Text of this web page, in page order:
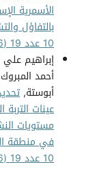
الأسمرية
بالتفاؤل
10 عدد 19 (2026)
إبراهيم
أحمد
أبوستة,
عينات
مستويات
في منطقة
10 عدد 19 (2026)